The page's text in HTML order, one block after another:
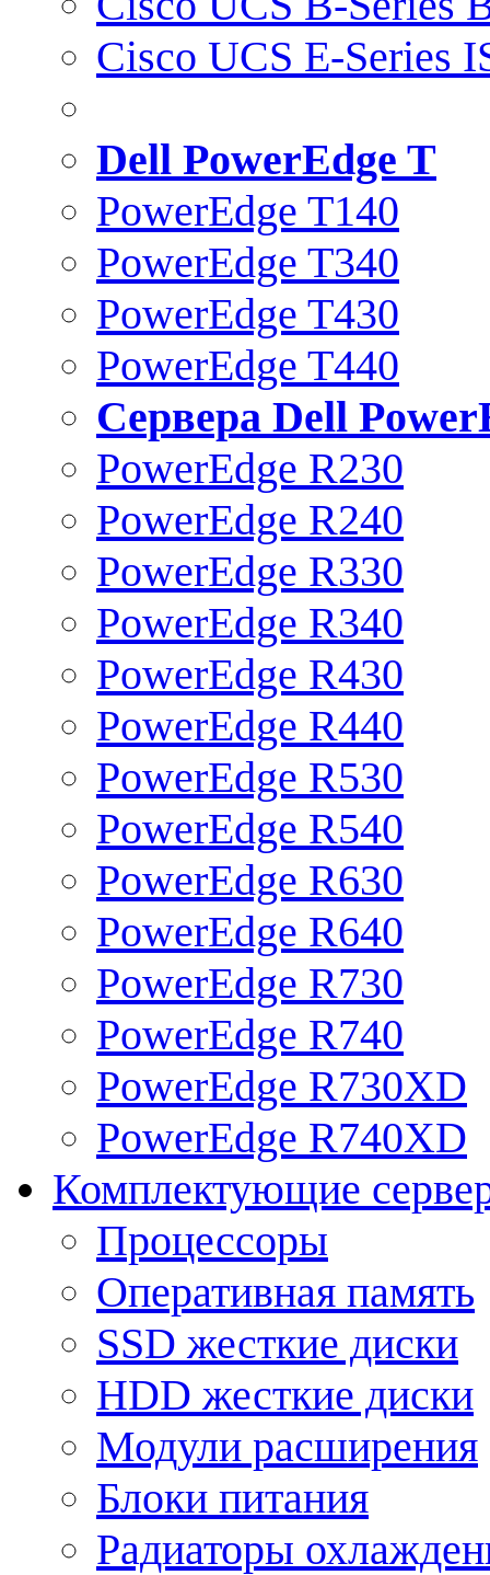
Cisco UCS E-Series
Dell PowerEdge T
PowerEdge T140
PowerEdge T340
PowerEdge T430
PowerEdge T440
Сервера Dell
PowerEdge R230
PowerEdge R240
PowerEdge R330
PowerEdge R340
PowerEdge R430
PowerEdge R440
PowerEdge R530
PowerEdge R540
PowerEdge R630
PowerEdge R640
PowerEdge R730
PowerEdge R740
PowerEdge R730XD
PowerEdge R740XD
Комплектующие
Процессоры
Оперативная память
SSD жесткие диски
HDD жесткие диски
Модули расширения
Блоки питания
Радиаторы